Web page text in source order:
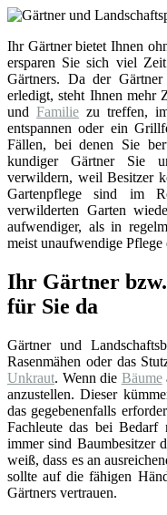
Ihr Gärtner bietet Ihnen
ersparen Sie sich viel
Gärtners. Da der
erledigt, steht Ihnen mehr
undFamilie zu treffen,
entspannen oder ein
Fällen, bei denen Sie
kundiger Gärtner Sie
verwildern, weil Besitzer
Gartenpflege sind im
verwilderten Garten
aufwendiger, als in
meist unaufwendige Pflege
Ihr Gärtner
für Sie da
Gärtner und
Rasenmähen oder das
Unkraut. Wenn die Bäume
anzustellen. Dieser
das gegebenenfalls
Fachleute das bei
immer sind Baumbesitzer
weiß, dass es an
sollte auf die fähigen
Gärtners vertrauen.